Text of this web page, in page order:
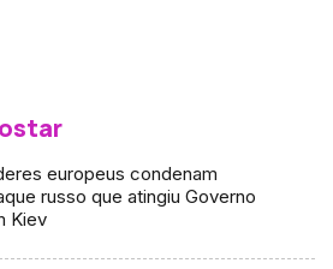
europeus condenam
russo que atingiu Governo
Kiev